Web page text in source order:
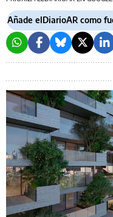
Añade elDiarioAR como